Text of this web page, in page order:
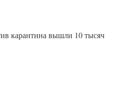
карантина вышли 10 тысяч